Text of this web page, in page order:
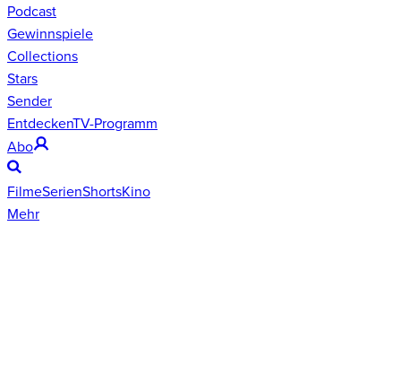
Podcast
Gewinnspiele
Collections
Stars
Sender
EntdeckenTV-Programm
Abo
FilmeSerienShortsKino
Mehr